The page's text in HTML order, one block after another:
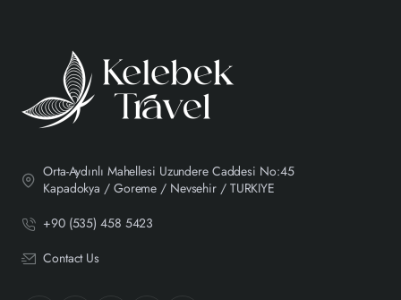
Orta-Aydınlı Mahellesi Uzundere Caddesi No:45
Kapadokya / Goreme / Nevsehir / TURKIYE
+90 (535) 458 5423
Contact Us